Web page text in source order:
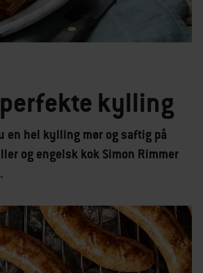
kylling
en hel kylling mør og saftig på
og engelsk kok Simon Rimmer